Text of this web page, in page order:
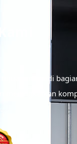
menjadi
meningkatkan